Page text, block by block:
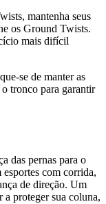
mantenha seus
os Ground Twists.
mais difícil
se de manter as
tronco para garantir
das pernas para o
com corrida,
de direção. Um
a proteger sua coluna,